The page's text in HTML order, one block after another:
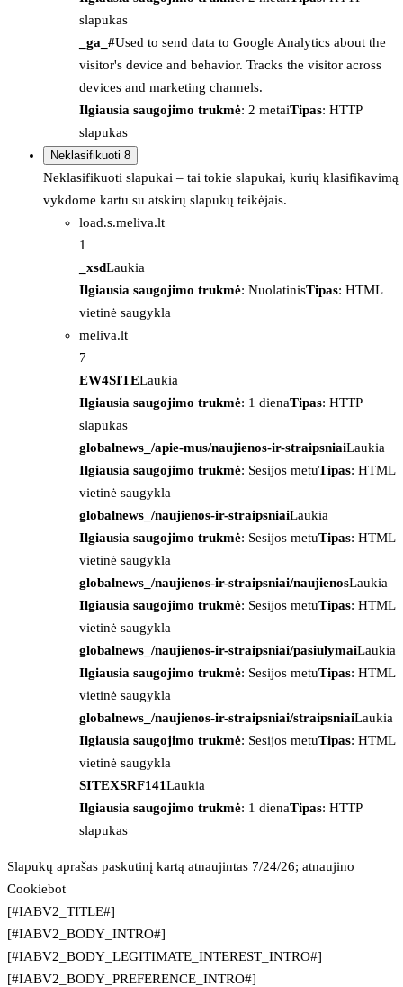
slapukas
_ga_#Used to send data to Google Analytics about the
visitor's device and behavior. Tracks the visitor across
devices and marketing channels.
Ilgiausia saugojimo trukmė: 2 metaiTipas: HTTP
slapukas
Neklasifikuoti 8
Neklasifikuoti slapukai – tai tokie slapukai, kurių klasifikavimą
vykdome kartu su atskirų slapukų teikėjais.
load.s.meliva.lt
1
_xsdLaukia
Ilgiausia saugojimo trukmė: NuolatinisTipas: HTML
vietinė saugykla
meliva.lt
7
EW4SITELaukia
Ilgiausia saugojimo trukmė: 1 dienaTipas: HTTP
slapukas
globalnews_/apie-mus/naujienos-ir-straipsniaiLaukia
Ilgiausia saugojimo trukmė: Sesijos metuTipas: HTML
vietinė saugykla
globalnews_/naujienos-ir-straipsniaiLaukia
Ilgiausia saugojimo trukmė: Sesijos metuTipas: HTML
vietinė saugykla
globalnews_/naujienos-ir-straipsniai/naujienosLaukia
Ilgiausia saugojimo trukmė: Sesijos metuTipas: HTML
vietinė saugykla
globalnews_/naujienos-ir-straipsniai/pasiulymaiLaukia
Ilgiausia saugojimo trukmė: Sesijos metuTipas: HTML
vietinė saugykla
globalnews_/naujienos-ir-straipsniai/straipsniaiLaukia
Ilgiausia saugojimo trukmė: Sesijos metuTipas: HTML
vietinė saugykla
SITEXSRF141Laukia
Ilgiausia saugojimo trukmė: 1 dienaTipas: HTTP
slapukas
Slapukų aprašas paskutinį kartą atnaujintas 7/24/26; atnaujino
Cookiebot
[#IABV2_TITLE#]
[#IABV2_BODY_INTRO#]
[#IABV2_BODY_LEGITIMATE_INTEREST_INTRO#]
[#IABV2_BODY_PREFERENCE_INTRO#]